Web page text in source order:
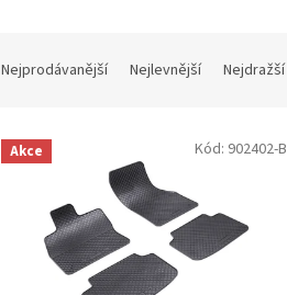
n
Nejprodávanější Nejlevnější Nejdražší
V Akce Kód: 902402-B